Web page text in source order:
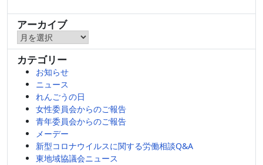
アーカイブ
ア
ー
カ
カテゴリー
お知らせ
ニュース
れんごうの日
女性委員会からのご報告
青年委員会からのご報告
メーデー
新型コロナウイルスに関する労働相談Q&A
東地域協議会ニュース